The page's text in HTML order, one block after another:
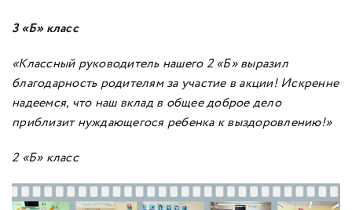
3 «Б» класс
«Классный руководитель нашего 2 «Б» выразил
благодарность родителям за участие в акции! Искренне
надеемся, что наш вклад в общее доброе дело
приблизит нуждающегося ребенка к выздоровлению!»
2 «Б» класс